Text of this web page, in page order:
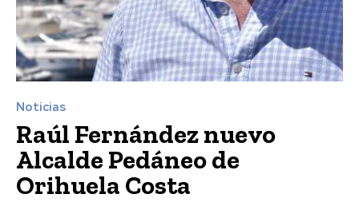
Noticias
Raúl Fernández nuevo
Alcalde Pedáneo de
Orihuela Costa